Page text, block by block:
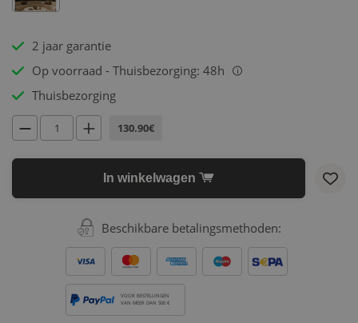
2 jaar garantie
Op voorraad - Thuisbezorging: 48h
i
Thuisbezorging
130.90€
In winkelwagen
Beschikbare betalingsmethoden:
VOOR BESTELLINGEN
VAN MEER DAN 500 €